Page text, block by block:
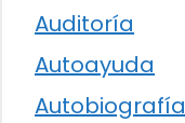
Auditoría
Autoayuda
Autobiografía